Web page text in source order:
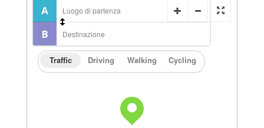
Traffic Driving Walking Cycling